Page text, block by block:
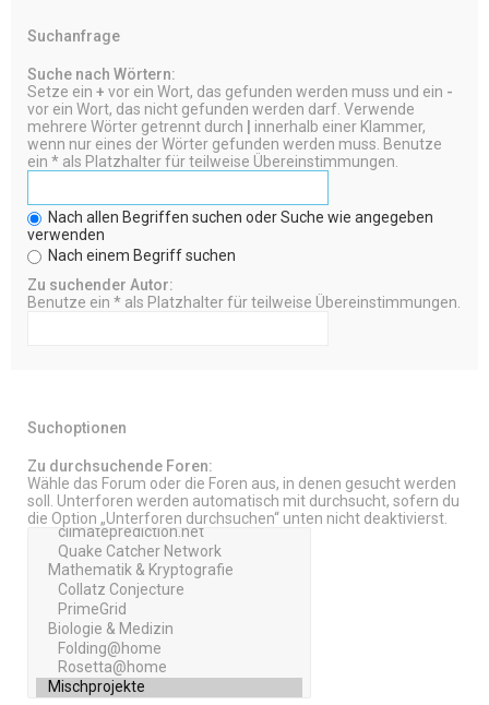
Suchanfrage
Suche nach Wörtern:
Setze ein + vor ein Wort, das gefunden werden muss und ein -
vor ein Wort, das nicht gefunden werden darf. Verwende
mehrere Wörter getrennt durch
innerhalb einer Klammer,
wenn nur eines der Wörter gefunden werden muss. Benutze
ein * als Platzhalter für teilweise Übereinstimmungen.
Nach allen Begriffen suchen oder Suche wie angegeben
verwenden
Nach einem Begriff suchen
Zu suchender Autor:
Benutze ein * als Platzhalter für teilweise Übereinstimmungen.
Suchoptionen
Zu durchsuchende Foren:
Wähle das Forum oder die Foren aus, in denen gesucht werden
soll. Unterforen werden automatisch mit durchsucht, sofern du
die Option „Unterforen durchsuchen“ unten nicht deaktivierst.